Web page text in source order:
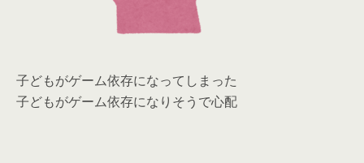
子どもがゲーム依存になってしまった
子どもがゲーム依存になりそうで心配